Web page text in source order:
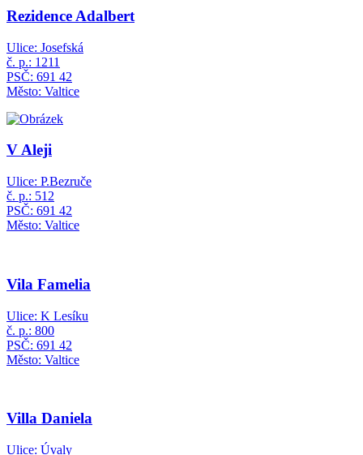
Rezidence Adalbert
Ulice: Josefská
č. p.: 1211
PSČ: 691 42
Město: Valtice
V Aleji
Ulice: P.Bezruče
č. p.: 512
PSČ: 691 42
Město: Valtice
Vila Famelia
Ulice: K Lesíku
č. p.: 800
PSČ: 691 42
Město: Valtice
Villa Daniela
Ulice: Úvaly